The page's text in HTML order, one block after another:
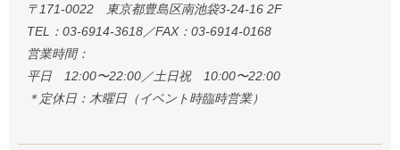
〒171-0022 東京都豊島区南池袋3-24-16 2F
TEL：03-6914-3618／FAX：03-6914-0168
営業時間：
平日 12:00〜22:00／土日祝 10:00〜22:00
＊定休日：木曜日（イベント時臨時営業）